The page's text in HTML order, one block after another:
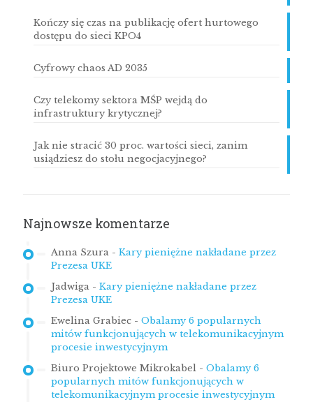
Kończy się czas na publikację ofert hurtowego
dostępu do sieci KPO4
Cyfrowy chaos AD 2035
Czy telekomy sektora MŚP wejdą do
infrastruktury krytycznej?
Jak nie stracić 30 proc. wartości sieci, zanim
usiądziesz do stołu negocjacyjnego?
Najnowsze komentarze
Anna Szura - Kary pieniężne nakładane przez
Prezesa UKE
Jadwiga - Kary pieniężne nakładane przez
Prezesa UKE
Ewelina Grabiec - Obalamy 6 popularnych
mitów funkcjonujących w telekomunikacyjnym
procesie inwestycyjnym
Biuro Projektowe Mikrokabel - Obalamy 6
popularnych mitów funkcjonujących w
telekomunikacyjnym procesie inwestycyjnym